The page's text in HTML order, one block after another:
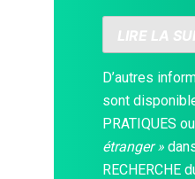
LIRE LA
D’autres
sont
PRATIQUES
étranger »
RECHERCHE